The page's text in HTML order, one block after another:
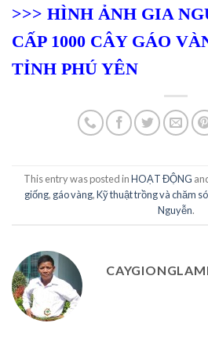
>>> HÌNH ẢNH GIA
CẤP 1000 CÂY GÁO
TỈNH PHÚ YÊN
This entry was posted inHOẠT ĐỘNG
giống, gáo vàng,Kỹ thuật trồng và chăm
Nguyễn.